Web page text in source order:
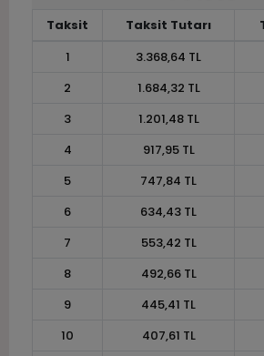
Taksit Taksit Tutarı
1
3.368,64 TL
2
1.684,32 TL
3
1.201,48 TL
4
917,95 TL
5
747,84 TL
6
634,43 TL
7
553,42 TL
8
492,66 TL
9
445,41 TL
10
407,61 TL